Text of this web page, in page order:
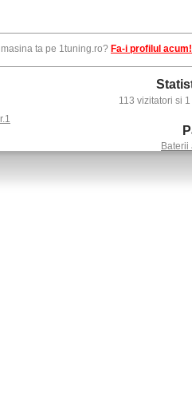
ta pe 1tuning.ro? Fa-i profilul acum!
113 vizitatori si